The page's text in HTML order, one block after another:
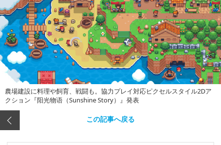
農場建設に料理や飼育、戦闘も。協力プレイ対応ピクセルスタイル2Dア
クション『阳光物语（Sunshine Story）』発表
この記事へ戻る